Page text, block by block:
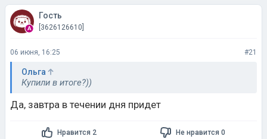
Гость
[3626126610]
06 июня, 16:25 #21
Ольга
Купили в итоге?))
Да, завтра в течении дня придет
Нравится 2 Не нравится 0